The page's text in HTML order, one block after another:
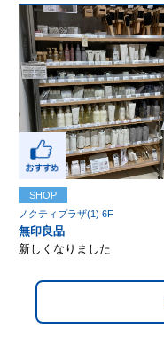
SHOP
ノクティプラザ(1) 6F
無印良品
新しくなりました